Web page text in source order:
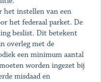
het instellen van een
het federaal parket. De
beslist. Dit betekent
overleg met de
een minimum aantal
worden ingezet bij
misdaad en